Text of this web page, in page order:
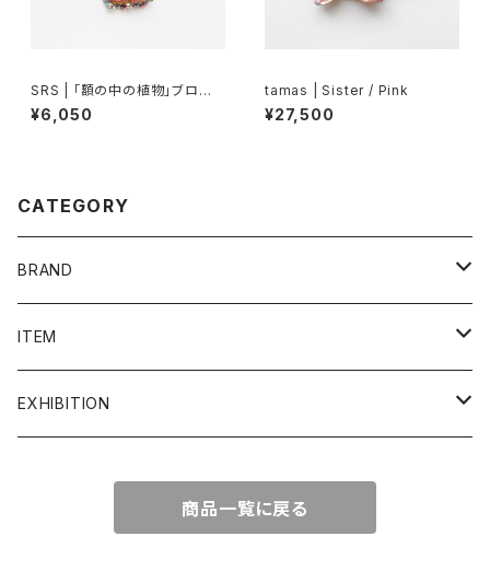
SRS | 「額の中の植物」ブロー
チ
¥6,050
tamas | Sister / Pink
¥27,500
CATEGORY
BRAND
admi
COQ textile
ITEM
ALL ITEM
EXHIBITION
商品一覧に戻る